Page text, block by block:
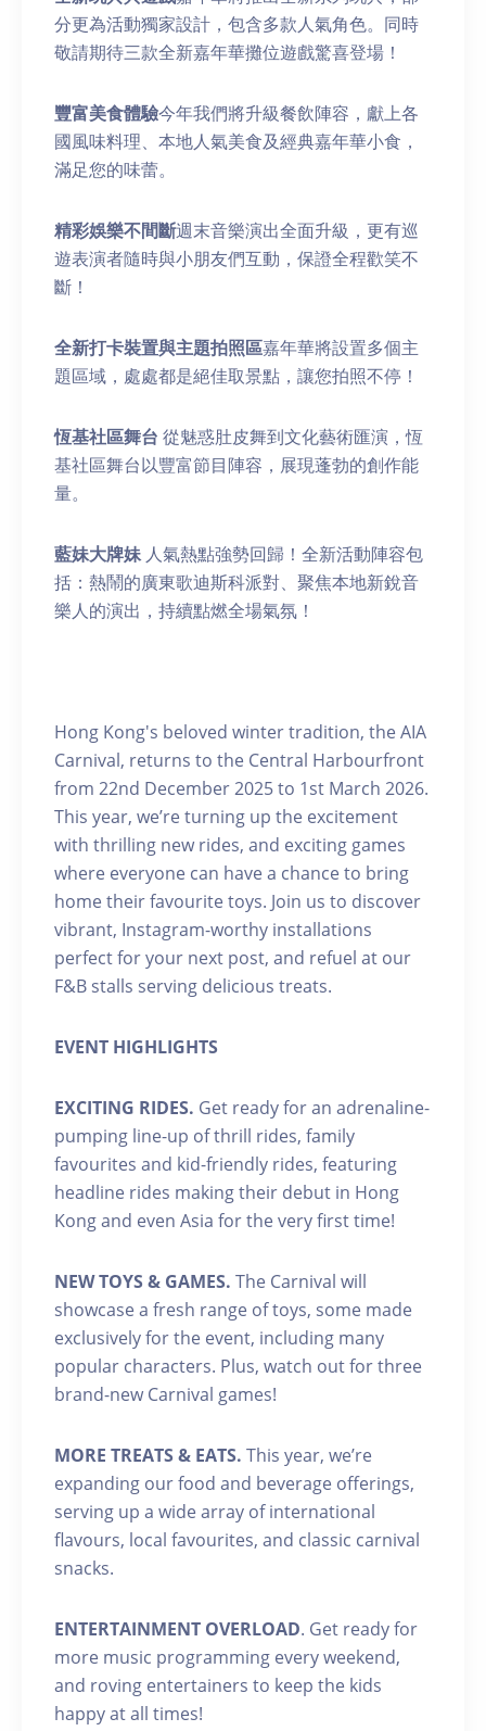
分更為活動獨家設計，包含多款人氣角色。同時
敬請期待三款全新嘉年華攤位遊戲驚喜登場！
豐富美食體驗今年我們將升級餐飲陣容，獻上各
國風味料理、本地人氣美食及經典嘉年華小食，
滿足您的味蕾。
精彩娛樂不間斷週末音樂演出全面升級，更有巡
遊表演者隨時與小朋友們互動，保證全程歡笑不
斷！
全新打卡裝置與主題拍照區嘉年華將設置多個主
題區域，處處都是絕佳取景點，讓您拍照不停！
恆基社區舞台 從魅惑肚皮舞到文化藝術匯演，恆
基社區舞台以豐富節目陣容，展現蓬勃的創作能
量。
藍妹大牌妹人氣熱點強勢回歸！全新活動陣容包
括：熱鬧的廣東歌迪斯科派對、聚焦本地新銳音
樂人的演出，持續點燃全場氣氛！
Hong Kong's beloved winter tradition, the AIA
Carnival, returns to the Central Harbourfront
from 22nd December 2025 to 1st March 2026.
This year, we’re turning up the excitement
with thrilling new rides, and exciting games
where everyone can have a chance to bring
home their favourite toys. Join us to discover
vibrant, Instagram-worthy installations
perfect for your next post, and refuel at our
F&B stalls serving delicious treats.
EVENT HIGHLIGHTS
EXCITING RIDES. Get ready for an adrenaline-
pumping line-up of thrill rides, family
favourites and kid-friendly rides, featuring
headline rides making their debut in Hong
Kong and even Asia for the very first time!
NEW TOYS & GAMES. The Carnival will
showcase a fresh range of toys, some made
exclusively for the event, including many
popular characters. Plus, watch out for three
brand-new Carnival games!
MORE TREATS & EATS. This year, we’re
expanding our food and beverage offerings,
serving up a wide array of international
flavours, local favourites, and classic carnival
snacks.
ENTERTAINMENT OVERLOAD. Get ready for
more music programming every weekend,
and roving entertainers to keep the kids
happy at all times!